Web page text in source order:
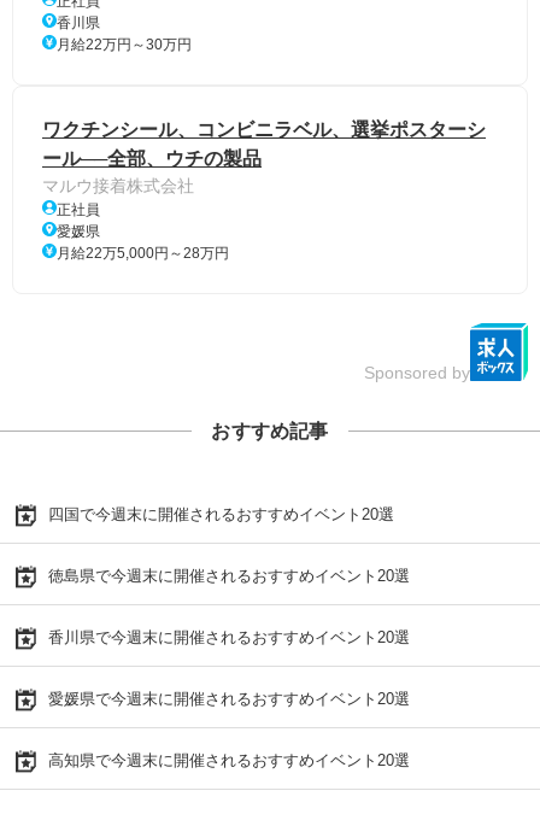
香川県
月給22万円～30万円
ワクチンシール、コンビニラベル、選挙ポスターシ
ール──全部、ウチの製品
マルウ接着株式会社
正社員
愛媛県
月給22万5,000円～28万円
Sponsored by
おすすめ記事
四国で今週末に開催されるおすすめイベント20選
徳島県で今週末に開催されるおすすめイベント20選
香川県で今週末に開催されるおすすめイベント20選
愛媛県で今週末に開催されるおすすめイベント20選
高知県で今週末に開催されるおすすめイベント20選